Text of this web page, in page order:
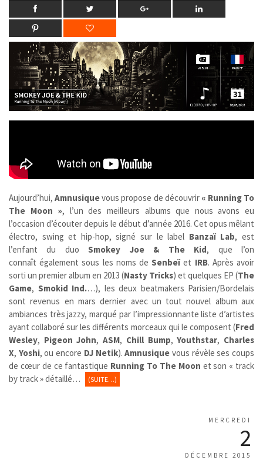
Aujourd’hui,Amnusiquevous propose de découvrir « Running To
The Moon », l’un des meilleurs albums que nous avons eu
l’occasion d’écouter depuis le début d’année 2016. Cet opus mêlant
électro, swing et hip-hop, signé sur le label Banzaï Lab, est
l’enfant du duoSmokey Joe & The Kid, que l’on
connaît également sous les noms deSenbeï et IRB. Après avoir
sorti un premier album en 2013 (Nasty Tricks) et quelques EP (The
Game, Smokid Ind.…), les deux beatmakers Parisien/Bordelais
sont revenus en mars dernier avec un tout nouvel album aux
ambiances très jazzy, marqué par l’impressionnante liste d’artistes
ayant collaboré sur les différents morceaux qui le composent (Fred
Wesley, Pigeon John, ASM, Chill Bump, Youthstar, Charles
X, Yoshi, ou encore DJ Netik).Amnusique vous révèle ses coups
de cœur de ce fantastique Running To The Moon et son « track
by track » détaillé…
(SUITE…)
MERCREDI
2
DÉCEMBRE 2015